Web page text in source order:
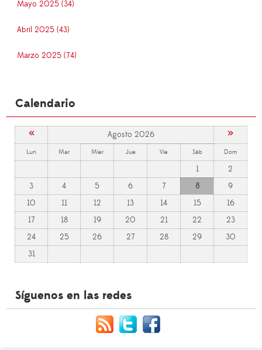
Mayo 2025 (34)
Abril 2025 (43)
Marzo 2025 (74)
Calendario
« Agosto 2026 »
Lun Mar Mier Jue Vie Sáb Dom
1
2
3
4 5 6 7 8
9
10
11 12 13 14 15
16
17
18 19 20 21 22
23
24
25 26 27 28 29
30
31
Síguenos en las redes